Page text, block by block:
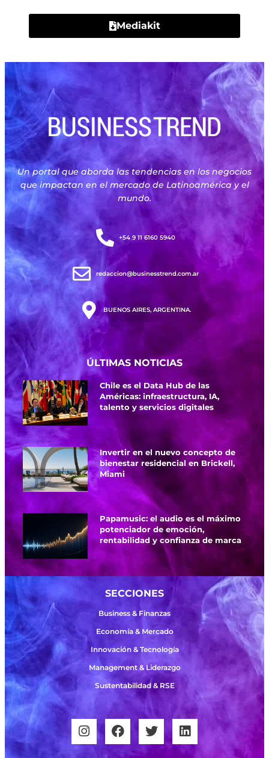
Mediakit
Un portal que aborda las tendencias en los negocios
que impactan en el mercado de Latinoamérica y el
mundo.
+54 9 11 6160 5940
redaccion@businesstrend.com.ar
BUENOS AIRES, ARGENTINA.
ÚLTIMAS NOTICIAS
Chile es el Data Hub de las
Américas: infraestructura, IA,
talento y servicios digitales
Invertir en el nuevo concepto de
bienestar residencial en Brickell,
Miami
Papamusic: el audio es el máximo
potenciador de emoción,
rentabilidad y confianza de marca
SECCIONES
Business & Finanzas
Economía & Mercado
Innovación & Tecnología
Management & Liderazgo
Sustentabilidad & RSE